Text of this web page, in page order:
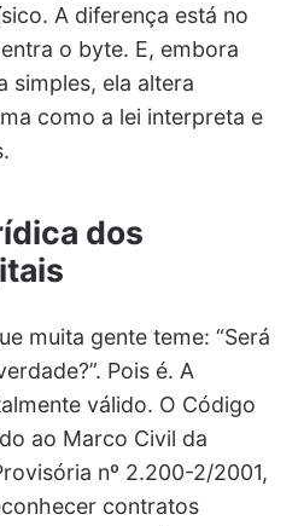
A diferença está no
o byte. E, embora
simples, ela altera
como a lei interpreta e
dos
muita gente teme: “Será
Pois é. A
válido. O Código
ao Marco Civil da
nº 2.200-2/2001,
contratos